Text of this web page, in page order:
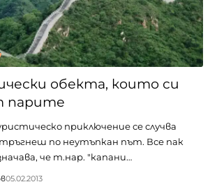
обекта, които си
парите
приключение се случва
по неутъпкан път. Все пак
че т.нар. "капани…
05.02.2013